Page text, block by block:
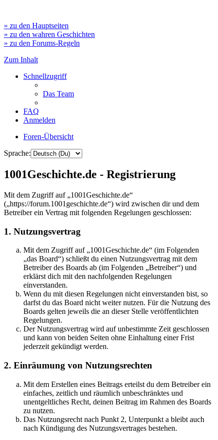
» zu den Hauptseiten
» zu den wahren Geschichten
» zu den Forums-Regeln
Zum Inhalt
Schnellzugriff
Das Team
FAQ
Anmelden
Foren-Übersicht
Sprache:
1001Geschichte.de - Registrierung
Mit dem Zugriff auf „1001Geschichte.de“
(„https://forum.1001geschichte.de“) wird zwischen dir und dem
Betreiber ein Vertrag mit folgenden Regelungen geschlossen:
1. Nutzungsvertrag
Mit dem Zugriff auf „1001Geschichte.de“ (im Folgenden
„das Board“) schließt du einen Nutzungsvertrag mit dem
Betreiber des Boards ab (im Folgenden „Betreiber“) und
erklärst dich mit den nachfolgenden Regelungen
einverstanden.
Wenn du mit diesen Regelungen nicht einverstanden bist, so
darfst du das Board nicht weiter nutzen. Für die Nutzung des
Boards gelten jeweils die an dieser Stelle veröffentlichten
Regelungen.
Der Nutzungsvertrag wird auf unbestimmte Zeit geschlossen
und kann von beiden Seiten ohne Einhaltung einer Frist
jederzeit gekündigt werden.
2. Einräumung von Nutzungsrechten
Mit dem Erstellen eines Beitrags erteilst du dem Betreiber ein
einfaches, zeitlich und räumlich unbeschränktes und
unentgeltliches Recht, deinen Beitrag im Rahmen des Boards
zu nutzen.
Das Nutzungsrecht nach Punkt 2, Unterpunkt a bleibt auch
nach Kündigung des Nutzungsvertrages bestehen.